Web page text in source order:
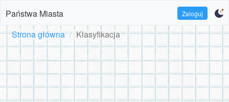
Państwa Miasta Zaloguj
Strona główna Klasyfikacja